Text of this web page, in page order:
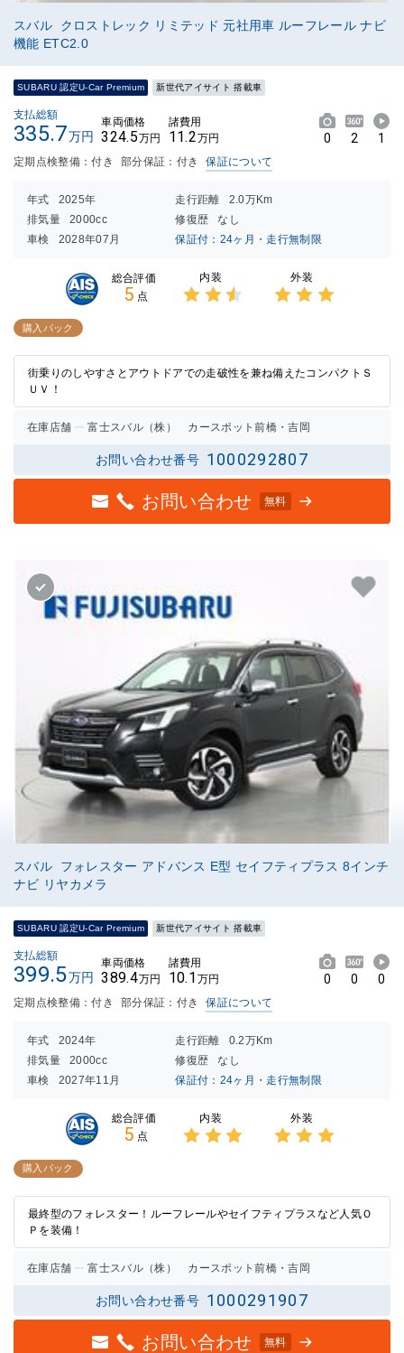
スバル クロストレック リミテッド 元社用車 ルーフレール ナビ
機能 ETC2.0
SUBARU 認定U-Car Premium 新世代アイサイト 搭載車
支払総額
335.7万円
車両価格
324.5万円
諸費用
11.2万円 0 2 1
定期点検整備：付き 部分保証：付き 保証について
年式 2025年 走行距離
2.0万Km
排気量
2000cc 修復歴
なし
車検
2028年07月 保証付：24ヶ月・走行無制限
総合評価
5 点
内装 外装
購入パック
街乗りのしやすさとアウトドアでの走破性を兼ね備えたコンパクトＳ
ＵＶ！
在庫店舗 富士スバル（株） カースポット前橋・吉岡
お問い合わせ番号 1000292807
お問い合わせ 無料
スバル フォレスター アドバンス E型 セイフティプラス 8インチ
ナビ リヤカメラ
SUBARU 認定U-Car Premium 新世代アイサイト 搭載車
支払総額
399.5万円
車両価格
389.4万円
諸費用
10.1 万円 0 0 0
定期点検整備：付き 部分保証：付き 保証について
年式 2024年 走行距離
0.2万Km
排気量
2000cc 修復歴
なし
車検
2027年11月 保証付：24ヶ月・走行無制限
総合評価
5 点
内装 外装
購入パック
最終型のフォレスター！ルーフレールやセイフティプラスなど人気Ｏ
Ｐを装備！
在庫店舗 富士スバル（株） カースポット前橋・吉岡
お問い合わせ番号 1000291907
お問い合わせ 無料